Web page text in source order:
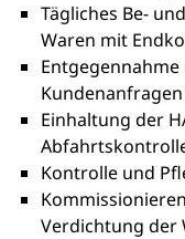
Tägliches Be-
Waren mit
Kundenanfragen
Einhaltung der
Kontrolle und
Verdichtung der